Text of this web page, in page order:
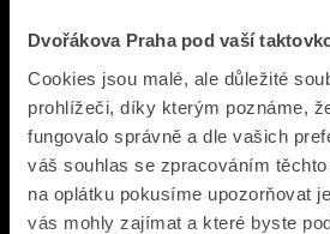
Dvořákova Praha pod vaší
Cookies jsou malé, ale důležité
prohlížeči, díky kterým poznáme,
fungovalo správně a dle vašich
váš souhlas se zpracováním
na oplátku pokusíme upozorňovat
vás mohly zajímat a které byste
Odebírejte
Festivalové novinky přímo do vaší